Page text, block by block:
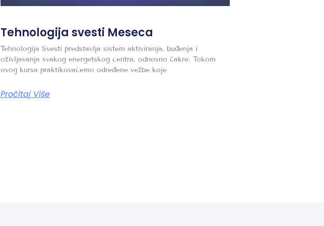
Tehnologija svesti Meseca
Tehnologija Svesti predstavlja sistem aktiviranja, buđenja i
oživljavanja svakog energetskog centra, odnosno čakre. Tokom
ovog kursa praktikovaćemo određene vežbe koje
Pročitaj Više